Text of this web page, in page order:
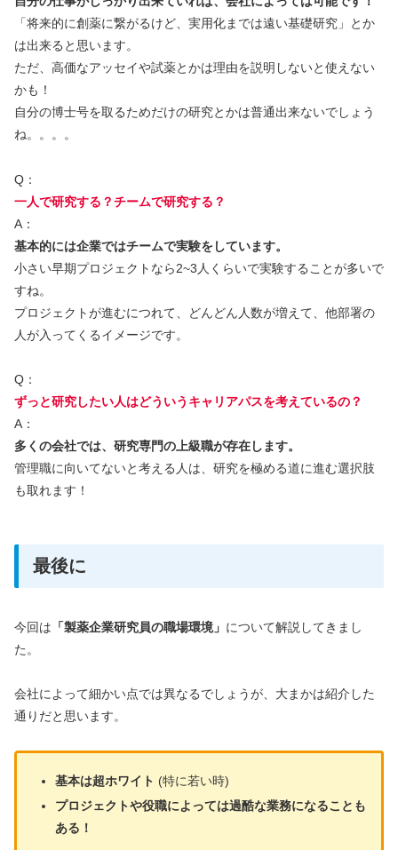
「将来的に創薬に繋がるけど、実用化までは遠い基礎研究」とか
は出来ると思います。
ただ、高価なアッセイや試薬とかは理由を説明しないと使えない
かも！
自分の博士号を取るためだけの研究とかは普通出来ないでしょう
ね。。。。
Q：
一人で研究する？チームで研究する？
A：
基本的には企業ではチームで実験をしています。
小さい早期プロジェクトなら2~3人くらいで実験することが多いで
すね。
プロジェクトが進むにつれて、どんどん人数が増えて、他部署の
人が入ってくるイメージです。
Q：
ずっと研究したい人はどういうキャリアパスを考えているの？
A：
多くの会社では、研究専門の上級職が存在します。
管理職に向いてないと考える人は、研究を極める道に進む選択肢
も取れます！
最後に
今回は 「製薬企業研究員の職場環境」 について解説してきまし
た。
会社によって細かい点では異なるでしょうが、大まかは紹介した
通りだと思います。
基本は超ホワイト (特に若い時)
プロジェクトや役職によっては過酷な業務になることも
ある！